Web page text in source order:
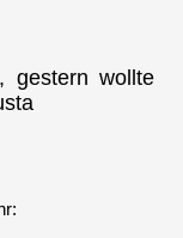
gestern wollte